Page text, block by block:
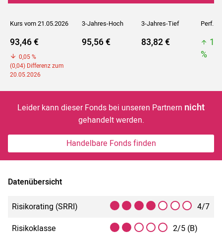
Kurs vom 21.05.2026 3-Jahres-Hoch 3-Jahres-Tief Perf. 5J
93,46 €
0,05 %
(0,04) Differenz zum
20.05.2026
95,56 € 83,82 €
%
Leider kann dieser Fonds bei unseren Partnern nicht
gehandelt werden.
Handelbare Fonds finden
Datenübersicht
Risikorating (SRRI)
4/7
Risikoklasse
2/5 (B)